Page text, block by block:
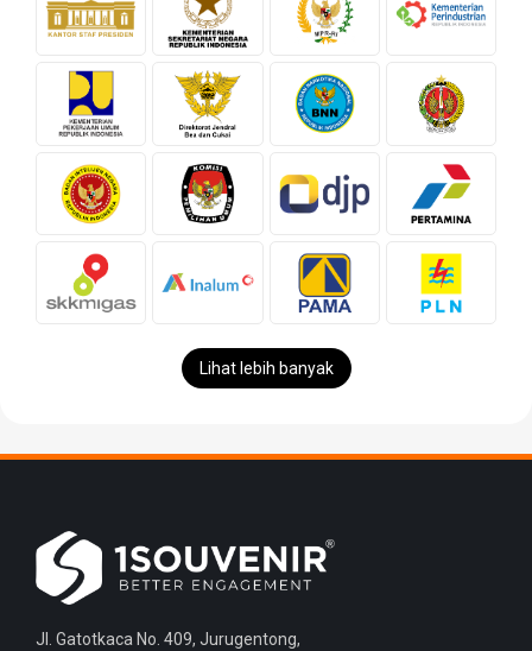
Lihat lebih banyak
Jl. Gatotkaca No. 409, Jurugentong,